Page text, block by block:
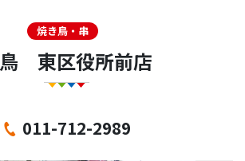
焼き鳥・串
東区役所前店
011-712-2989